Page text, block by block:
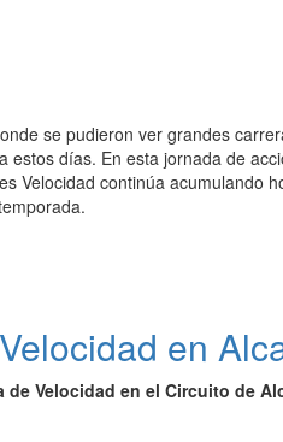
se pudieron ver grandes
días. En esta jornada de
Velocidad continúa acumulando
en
Velocidad en el Circuito de